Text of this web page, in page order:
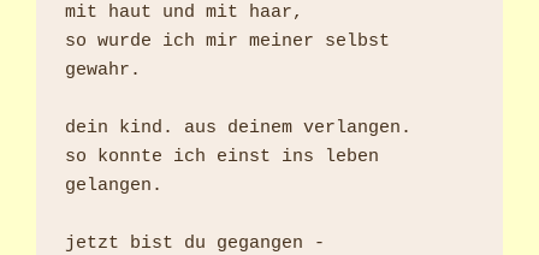
mit haut und mit haar,
so wurde ich mir meiner selbst
gewahr.
dein kind. aus deinem verlangen.
so konnte ich einst ins leben
gelangen.
jetzt bist du gegangen -